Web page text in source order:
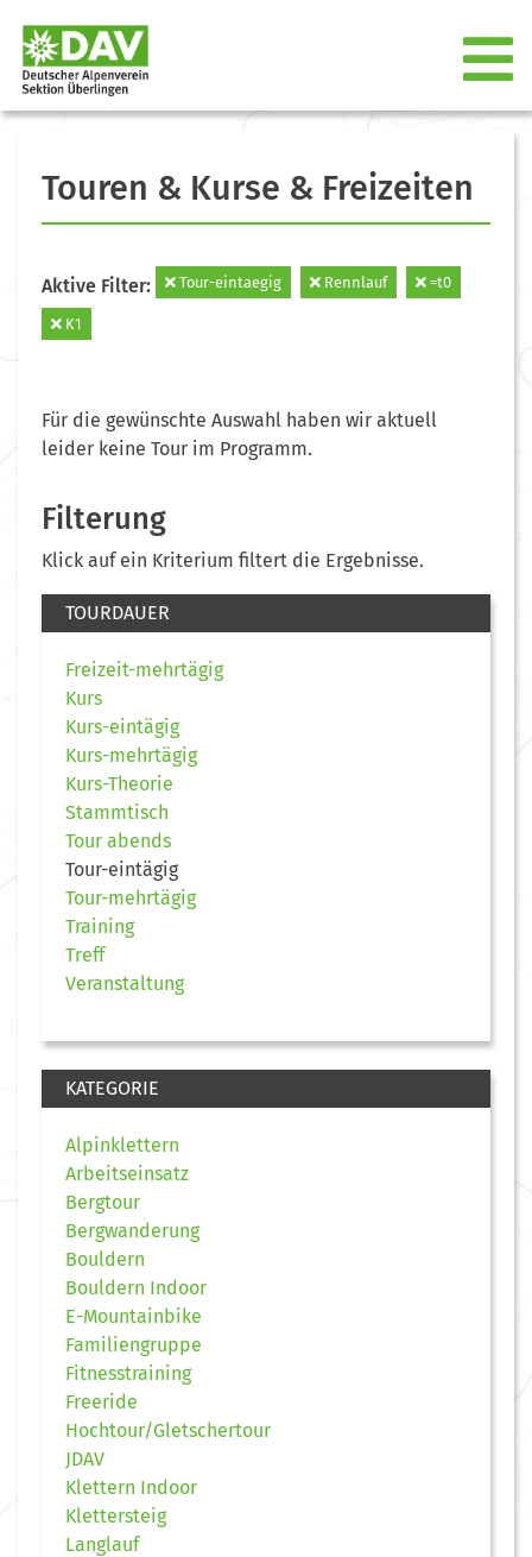
Touren & Kurse & Freizeiten
Aktive Filter: Tour-eintaegig Rennlauf =t0
K1
Für die gewünschte Auswahl haben wir aktuell
leider keine Tour im Programm.
Filterung
Klick auf ein Kriterium filtert die Ergebnisse.
TOURDAUER
Freizeit-mehrtägig
Kurs
Kurs-eintägig
Kurs-mehrtägig
Kurs-Theorie
Stammtisch
Tour abends
Tour-eintägig
Tour-mehrtägig
Training
Treff
Veranstaltung
KATEGORIE
Alpinklettern
Arbeitseinsatz
Bergtour
Bergwanderung
Bouldern
Bouldern Indoor
E-Mountainbike
Familiengruppe
Fitnesstraining
Freeride
Hochtour/Gletschertour
JDAV
Klettern Indoor
Klettersteig
Langlauf